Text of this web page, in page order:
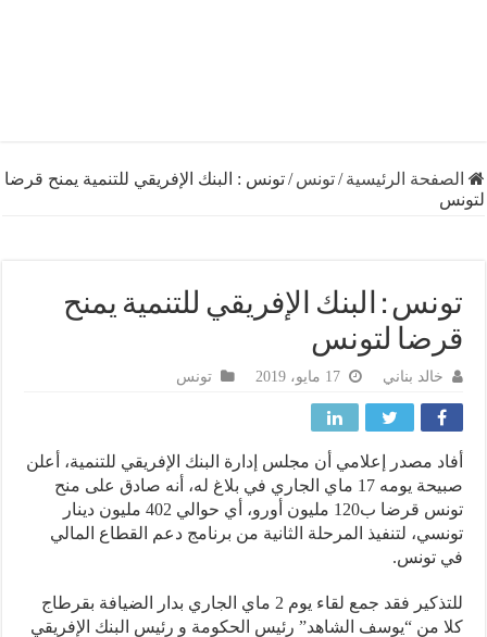
الرئيسية /تونس /تونس : البنك الإفريقي للتنمية يمنح قرضا
: البنك الإفريقي للتنمية يمنح
لتونس
خالد بناني تونس
مصدر إعلامي أن مجلس إدارة البنك الإفريقي للتنمية، أعلن
صبيحة يومه 17 ماي الجاري في بلاغ له، أنه صادق على منح
تونس قرضا ب120 مليون أورو، أي حوالي 402 مليون دينار
لتنفيذ المرحلة الثانية من برنامج دعم القطاع المالي
تونس.
للتذكير فقد جمع لقاء يوم 2 ماي الجاري بدار الضيافة بقرطاج
من “يوسف الشاهد” رئيس الحكومة و رئيس البنك الإفريقي